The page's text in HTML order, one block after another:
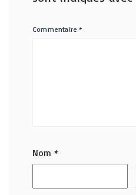
Commentaire*
Nom *